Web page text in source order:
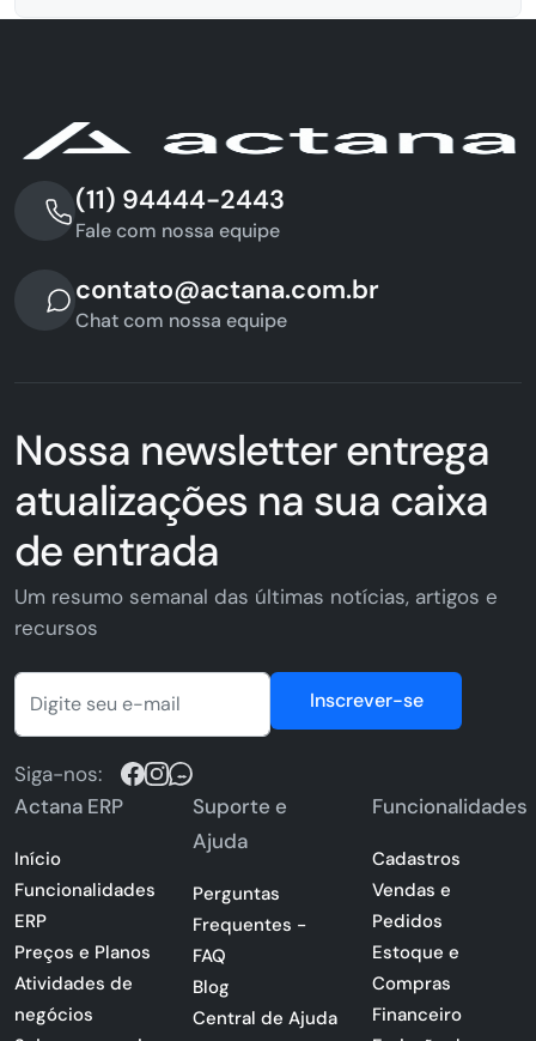
(11) 94444-2443
Fale com nossa equipe
contato@actana.com.br
Chat com nossa equipe
Nossa newsletter entrega
atualizações na sua caixa
de entrada
Um resumo semanal das últimas notícias, artigos e
recursos
Inscrever-se
Siga-nos:
Actana ERP
Início
Funcionalidades
ERP
Preços e Planos
Atividades de
negócios
Suporte e
Ajuda
Perguntas
Frequentes -
FAQ
Blog
Central de Ajuda
Funcionalidades
Cadastros
Vendas e
Pedidos
Estoque e
Compras
Financeiro